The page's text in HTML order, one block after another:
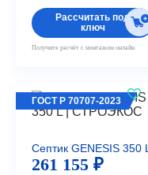
Рассчитать под
ключ
Получите расчёт с монтажом онлайн
Септик GENESIS 350 L
ГОСТ Р 70707-2023
261 155 ₽